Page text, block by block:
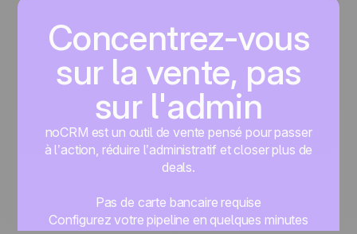
Concentrez-vous
sur la vente, pas
sur l'admin
noCRM est un outil de vente pensé pour passer
à l’action, réduire l’administratif et closer plus de
deals.
Pas de carte bancaire requise
Configurez votre pipeline en quelques minutes